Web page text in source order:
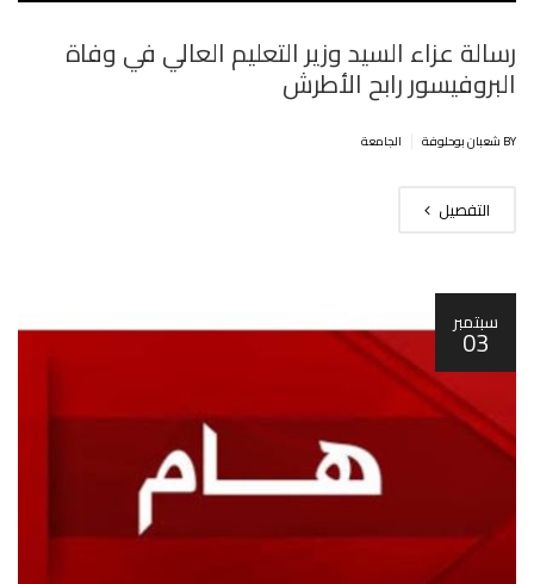
رسالة عزاء السيد وزير التعليم العالي في وفاة
البروفيسور رابح الأطرش
BY شعبان بوحلوفة الجامعة
التفصيل
سبتمبر
03